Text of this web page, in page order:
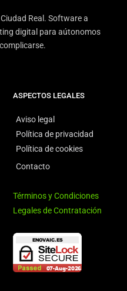
Real. Software a
digital para aútonomos
ASPECTOS LEGALES
Aviso legal
Política de privacidad
Política de cookies
Contacto
Términos y Condiciones
Legales de Contratación